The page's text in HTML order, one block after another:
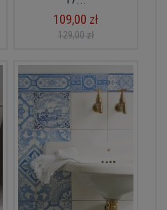
109,00 zł
129,00 zł